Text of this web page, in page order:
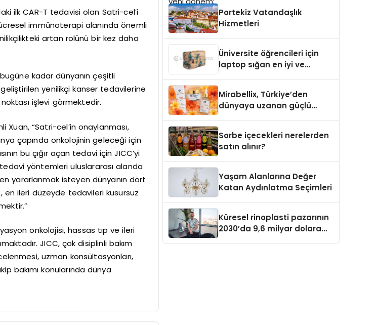
ilk CAR-T tedavisi olan Satri-cel’i
immünoterapi alanında önemli
artan rolünü bir kez daha
kadar dünyanın çeşitli
yenilikçi kanser tedavilerine
işlevi görmektedir.
Xuan, “Satri-cel’in onaylanması,
çapında onkolojinin geleceği için
bu çığır açan tedavi için JICC’yi
yöntemleri uluslararası alanda
yararlanmak isteyen dünyanın dört
en ileri düzeyde tedavileri kusursuz
onkolojisi, hassas tıp ve ileri
JICC, çok disiplinli bakım
uzman konsültasyonları,
bakımı konularında dünya
Portekiz Vatandaşlık
Hizmetleri
Üniversite öğrencileri için
laptop sığan en iyi ve
Mirabellix, Türkiye’den
dünyaya uzanan güçlü
Sorbe içecekleri nerelerden
satın alınır?
Yaşam Alanlarına Değer
Katan Aydınlatma Seçimleri
Küresel rinoplasti pazarının
2030’da 9,6 milyar dolara